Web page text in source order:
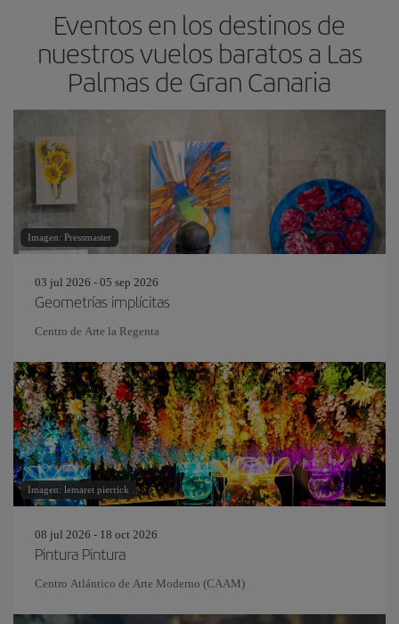
Eventos en los destinos de
nuestros vuelos baratos a Las
Palmas de Gran Canaria
Imagen: Pressmaster
03 jul 2026 - 05 sep 2026
Geometrías implícitas
Centro de Arte la Regenta
Imagen: lemaret pierrick
08 jul 2026 - 18 oct 2026
Pintura Pintura
Centro Atlántico de Arte Moderno (CAAM)